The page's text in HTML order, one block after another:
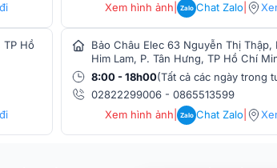
TP Hồ
Xem hình ảnh | Zalo Chat Zalo
Bảo Châu Elec 63 Nguyễn Thị Thập,
Him Lam, P. Tân Hưng, TP Hồ Chí
8:00 - 18h00(Tất cả các ngày trong
02822299006- 0865513599
Xem hình ảnh | Zalo Chat Zalo